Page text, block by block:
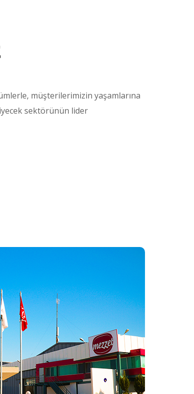
müşterilerimizin yaşamlarına
sektörünün lider